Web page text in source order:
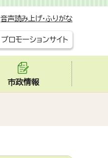
音声読み上げ・ふりがな
プロモーションサイト
市政情報